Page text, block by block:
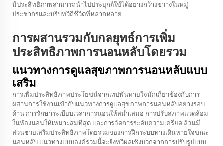
มีประสิทธิภาพสามารถนำไปประยุกต์ใช้ได้อย่างกว้างขวางในหมู่
ประชากรและบริบทวิถีชีวิตที่หลากหลาย
การผสานรวมกับกลยุทธ์การเพิ่ม
ประสิทธิภาพการนอนหลับโดยรวม
แนวทางการดูแลสุขภาพการนอนหลับแบบ
เสริม
การเพิ่มประสิทธิภาพประโยชน์จากเทปพันหายใจมักเกี่ยวข้องกับการ
ผสานการใช้งานเข้ากับแนวทางการดูแลสุขภาพการนอนหลับอย่างรอบ
ด้าน การรักษาระเบียบเวลาการนอนให้สม่ำเสมอ การปรับสภาพแวดล้อม
ในห้องนอนให้เหมาะสมที่สุด และการจัดการระดับความเครียด ล้วนมี
ส่วนช่วยเสริมประสิทธิภาพโดยรวมของการฝึกระบบทางเดินหายใจขณะ
นอนหลับ แนวทางแบบองค์รวมนี้จะยิ่งทวีผลเชิงบวกจากการปรับรูปแบบ